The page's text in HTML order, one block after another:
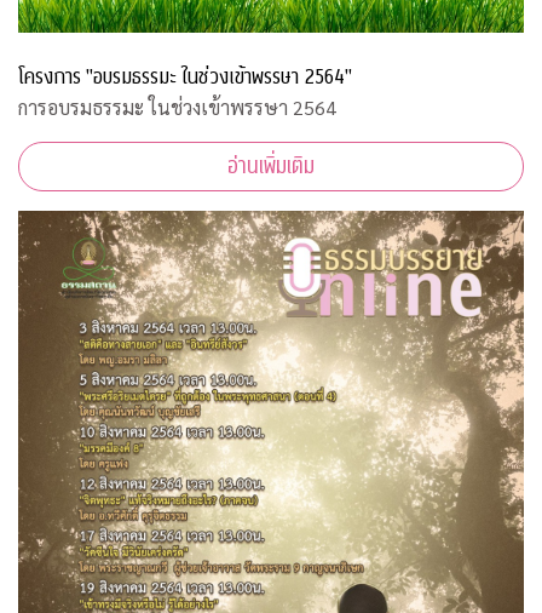
โครงการ "อบรมธรรมะ ในช่วงเข้าพรรษา 2564"
การอบรมธรรมะ ในช่วงเข้าพรรษา 2564
อ่านเพิ่มเติม